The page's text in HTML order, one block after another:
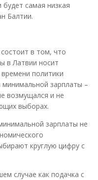
будет самая низкая
Балтии.
в том, что
в Латвии носит
политики
зарплаты –
возмущался и не
выборах.
зарплаты не
круглую цифру с
случае как подачка с